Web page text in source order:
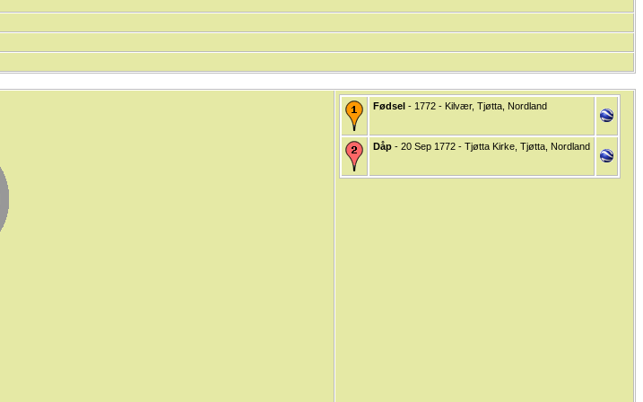
Fødsel - 1772 - Kilvær, Tjøtta, Nordland
Dåp - 20 Sep 1772 - Tjøtta Kirke, Tjøtta, Nordland